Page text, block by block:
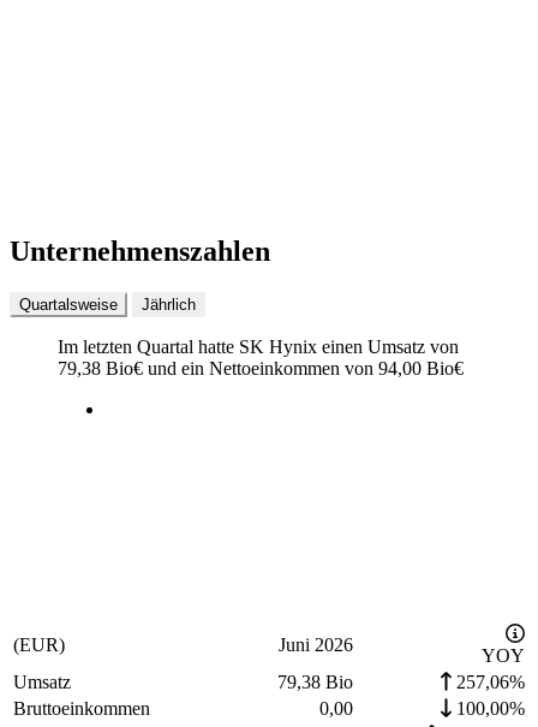
Unternehmenszahlen
Quartalsweise Jährlich
Im letzten Quartal hatte SK Hynix einen Umsatz von
79,38 Bio€ und ein Nettoeinkommen von 94,00 Bio€
(EUR) Juni 2026
YOY
Umsatz
79,38 Bio
257,06%
Bruttoeinkommen
0,00
100,00%